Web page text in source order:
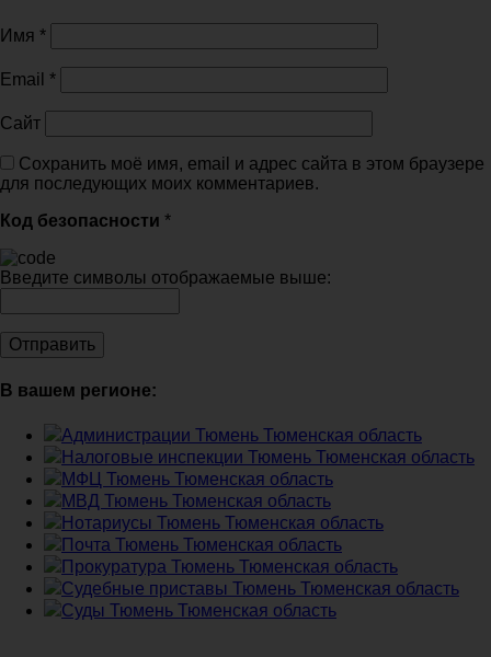
Имя *
Email *
Сайт
Сохранить моё имя, email и адрес сайта в этом браузере
для последующих моих комментариев.
Код безопасности *
Введите символы отображаемые выше:
В вашем регионе:
Администрации Тюмень Тюменская область
Налоговые инспекции Тюмень Тюменская область
МФЦ Тюмень Тюменская область
МВД Тюмень Тюменская область
Нотариусы Тюмень Тюменская область
Почта Тюмень Тюменская область
Прокуратура Тюмень Тюменская область
Судебные приставы Тюмень Тюменская область
Суды Тюмень Тюменская область